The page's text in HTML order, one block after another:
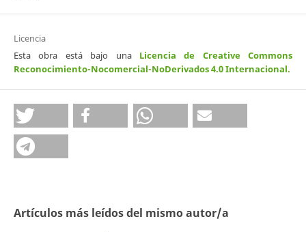
Licencia
Esta obra está bajo una Licencia de Creative Commons
Reconocimiento-Nocomercial-NoDerivados 4.0 Internacional.
Artículos más leídos del mismo autor/a